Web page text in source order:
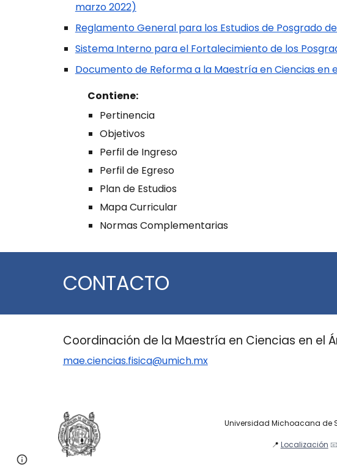
marzo 2022)
Reglamento General para los Estudios de Posgrado de
Sistema Interno para el Fortalecimiento de los
Documento de Reforma a la Maestría en Ciencias en
Contiene:
Pertinencia
Objetivos
Perfil de Ingreso
Perfil de Egreso
Plan de Estudios
Mapa Curricular
Normas Complementarias
CONTACTO
Coordinación de la Maestría en Ciencias en el
mae.ciencias.fisica@umich.mx
Universidad Michoacana de
📍 Localización 📧
Report abuse